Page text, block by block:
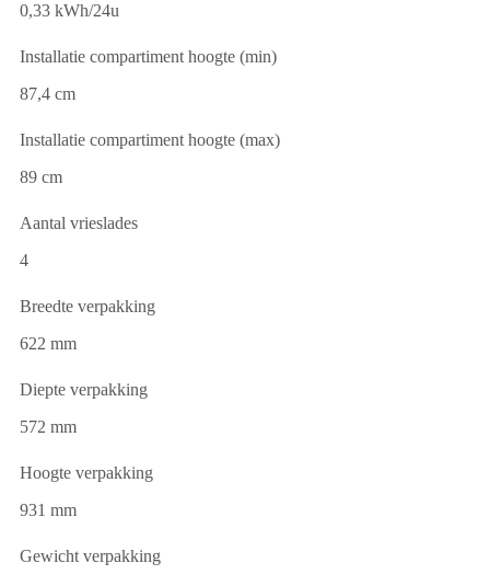
0,33 kWh/24u
Installatie compartiment hoogte (min)
87,4 cm
Installatie compartiment hoogte (max)
89 cm
Aantal vrieslades
4
Breedte verpakking
622 mm
Diepte verpakking
572 mm
Hoogte verpakking
931 mm
Gewicht verpakking